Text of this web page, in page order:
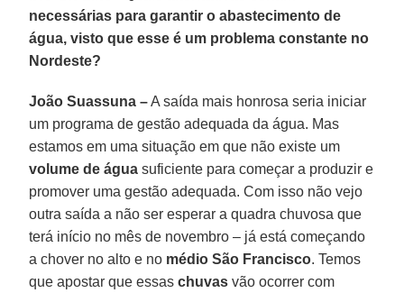
necessárias para garantir o abastecimento de
água, visto que esse é um problema constante no
Nordeste?
João Suassuna –A saída mais honrosa seria iniciar
um programa de gestão adequada da água. Mas
estamos em uma situação em que não existe um
volume de água suficiente para começar a produzir e
promover uma gestão adequada. Com isso não vejo
outra saída a não ser esperar a quadra chuvosa que
terá início no mês de novembro – já está começando
a chover no alto e no médio São Francisco. Temos
que apostar que essaschuvas vão ocorrer com